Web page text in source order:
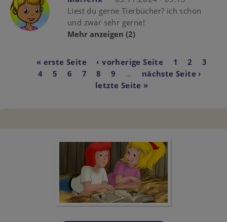
Liest du gerne Tierbücher? ich schon
und zwar sehr gerne!
Mehr anzeigen (2)
First
page
« erste Seite
Vorherige
Seite
‹ vorherige Seite Page
1
Aktuelle
Seite
2 Page
3
4
Page
5 Page
6 Page
7 Page
8 Page
9 …
Nächste
Seite
nächste Seite ›
letzte Seite »